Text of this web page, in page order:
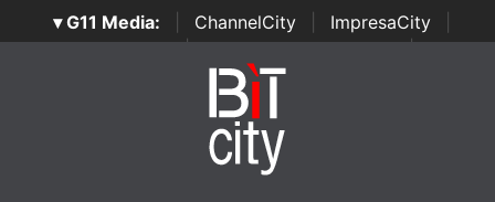
▾ G11 Media: ChannelCity ImpresaCity
SecurityOpenLab | Italian Channel Awards | Italian
Italian Security Awards